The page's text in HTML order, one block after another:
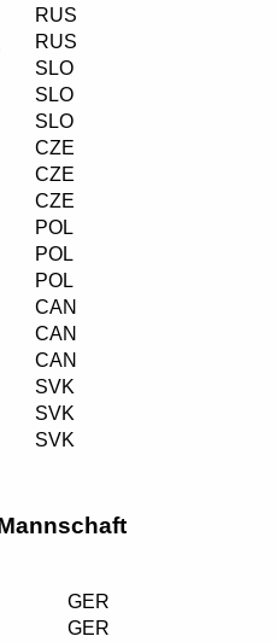
RUS
RUS
SLO
SLO
SLO
CZE
CZE
CZE
POL
POL
POL
CAN
CAN
CAN
SVK
SVK
SVK
GER
GER